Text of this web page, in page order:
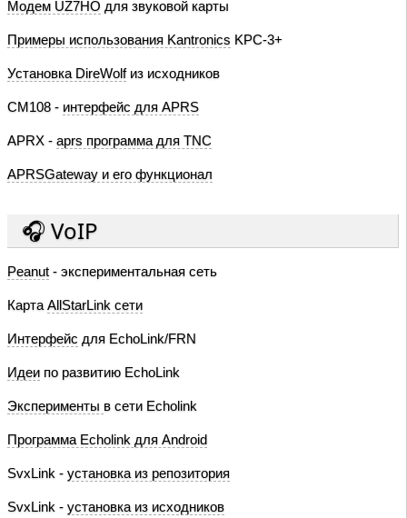
Модем UZ7HO для звуковой карты
Примеры использования Kantronics KPC-3+
Установка DireWolfиз исходников
CM108 - интерфейс для APRS
APRX - aprs программа для TNC
APRSGateway и его функционал
🎧 VoIP
Peanut - экспериментальная сеть
КартаAllStarLink сети
Интерфейс для EchoLink/FRN
Идеи по развитию EchoLink
Эксперименты в сети Echolink
Программа Echolink для Android
SvxLink - установка из репозитория
SvxLink - установка из исходников